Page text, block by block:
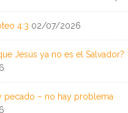
4:3 02/07/2026
Jesús ya no es el Salvador?
pecado – no hay problema